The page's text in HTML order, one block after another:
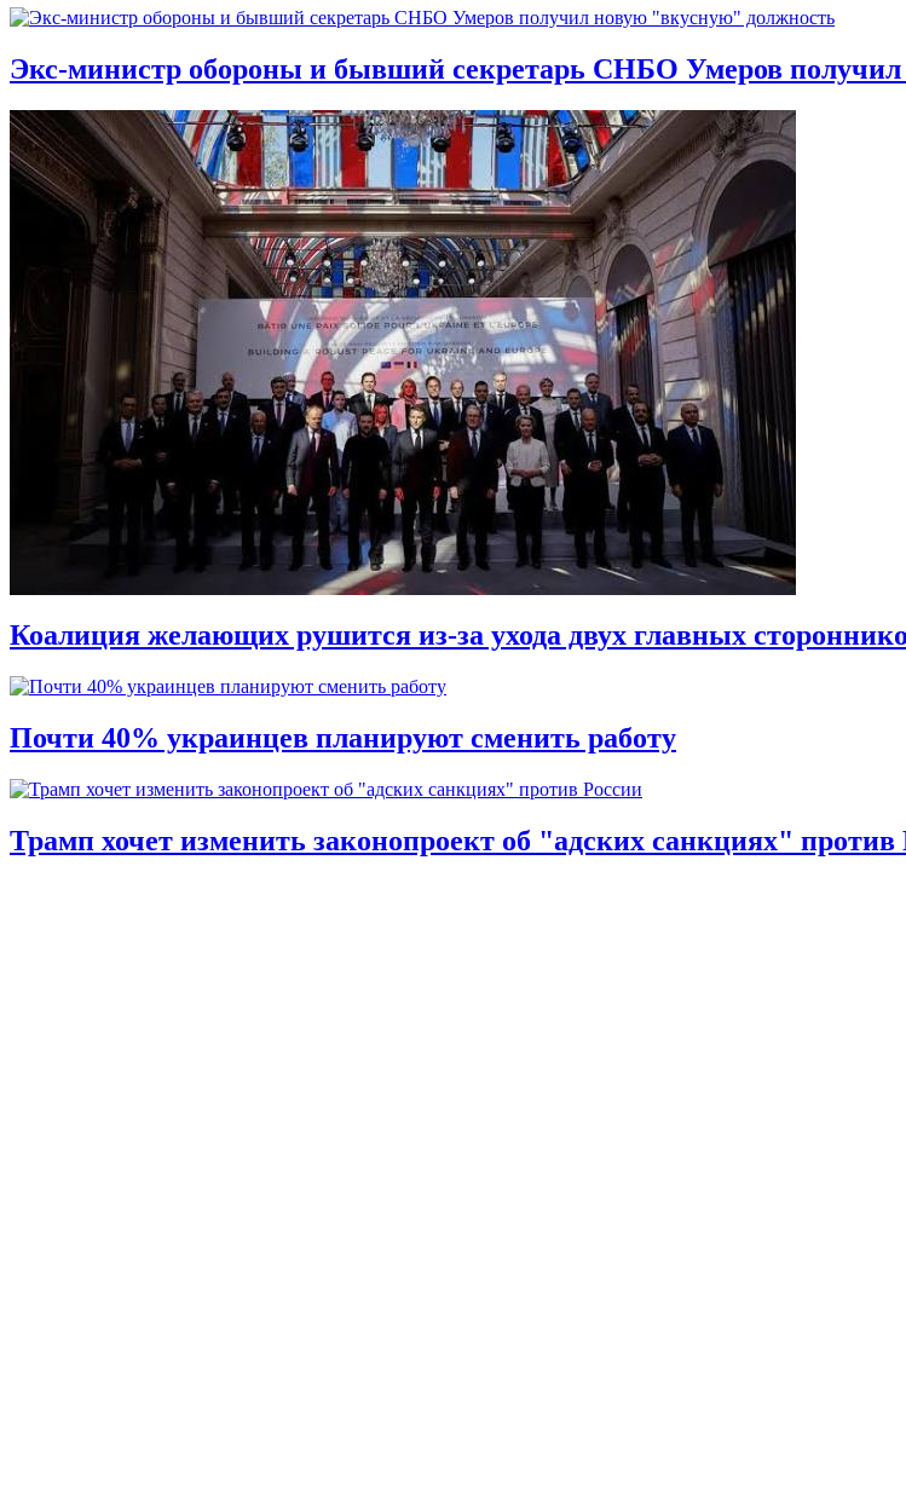
Экс-министр обороны и бывший секретарь СНБО Умеров
Коалиция желающих рушится из-за ухода двух главных
Почти 40% украинцев планируют сменить работу
Трамп хочет изменить законопроект об "адских санкциях" против